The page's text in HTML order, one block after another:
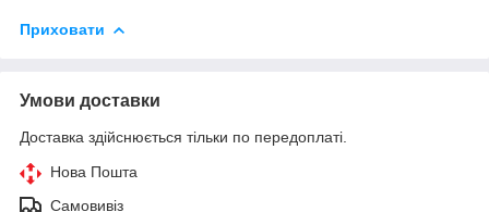
Приховати
Умови доставки
Доставка здійснюється тільки по передоплаті.
Нова Пошта
Самовивіз